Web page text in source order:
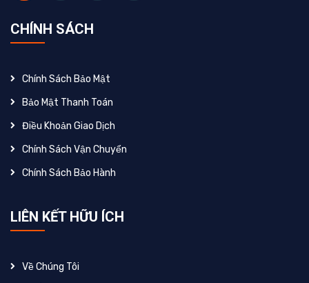
CHÍNH SÁCH
Chính Sách Bảo Mật
Bảo Mật Thanh Toán
Điều Khoản Giao Dịch
Chính Sách Vận Chuyển
Chính Sách Bảo Hành
LIÊN KẾT HỮU ÍCH
Về Chúng Tôi